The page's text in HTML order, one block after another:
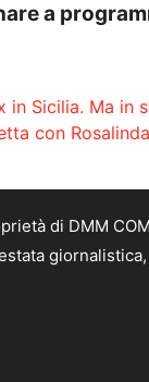
a
Sicilia. Ma in
con
di DMM